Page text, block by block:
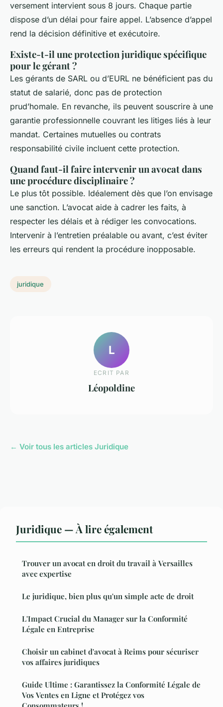
versement intervient sous 8 jours. Chaque partie
dispose d’un délai pour faire appel. L’absence d’appel
rend la décision définitive et exécutoire.
Existe-t-il une protection juridique spécifique
pour le gérant ?
Les gérants de SARL ou d’EURL ne bénéficient pas du
statut de salarié, donc pas de protection
prud’homale. En revanche, ils peuvent souscrire à une
garantie professionnelle couvrant les litiges liés à leur
mandat. Certaines mutuelles ou contrats
responsabilité civile incluent cette protection.
Quand faut-il faire intervenir un avocat dans
une procédure disciplinaire ?
Le plus tôt possible. Idéalement dès que l’on envisage
une sanction. L’avocat aide à cadrer les faits, à
respecter les délais et à rédiger les convocations.
Intervenir à l’entretien préalable ou avant, c’est éviter
les erreurs qui rendent la procédure inopposable.
juridique
L
ECRIT PAR
Léopoldine
← Voir tous les articles Juridique
Juridique — À lire également
Trouver un avocat en droit du travail à Versailles
avec expertise
Le juridique, bien plus qu'un simple acte de droit
L'Impact Crucial du Manager sur la Conformité
Légale en Entreprise
Choisir un cabinet d'avocat à Reims pour sécuriser
vos affaires juridiques
Guide Ultime : Garantissez la Conformité Légale de
Vos Ventes en Ligne et Protégez vos